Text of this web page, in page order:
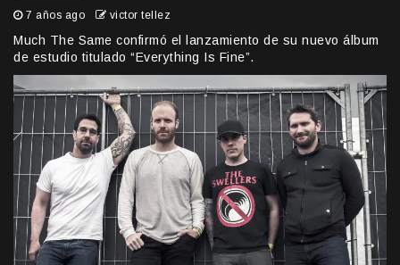
7 años ago victor tellez
Much The Same confirmó el lanzamiento de su nuevo álbum
de estudio titulado “Everything Is Fine”.